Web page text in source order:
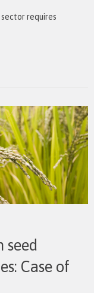
requires
seed
Case of